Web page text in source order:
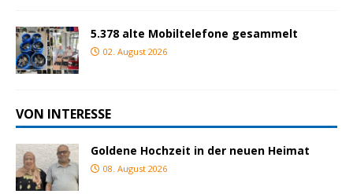
5.378 alte Mobiltelefone gesammelt
02. August 2026
VON INTERESSE
Goldene Hochzeit in der neuen Heimat
08. August 2026